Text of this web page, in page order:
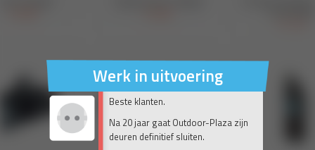
Werk in uitvoering
Beste klanten.
Na 20 jaar gaat Outdoor-Plaza zijn
deuren definitief sluiten.